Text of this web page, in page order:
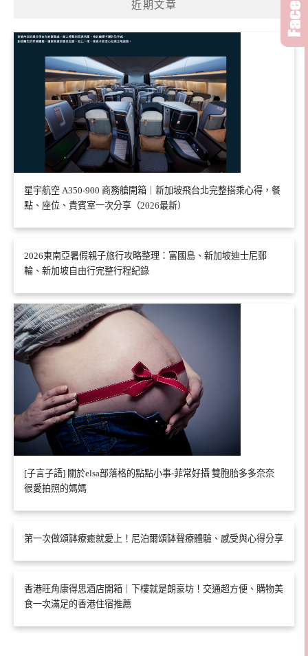
近期文章
星宇航空 A350-900 商務艙開箱｜新加坡飛台北完整搭乘心得，餐
點、座位、貴賓室一次分享（2026最新）
2026東南亞暑假親子旅行攻略整理：富國島、新加坡迪士尼郵
輪、新加坡自由行完整行程紀錄
[子言子語] 關於elsa部落格的點點小事-菲常好攝 雙胞胎多多奈奈
很愛拍照的媽媽
第一次做頌缽療癒就愛上！尼泊爾頌缽聲療體驗、感受與心得分享
香港旺角康得思酒店開箱｜下樓就是朗豪坊！交通超方便、購物美
食一次滿足的香港住宿推薦